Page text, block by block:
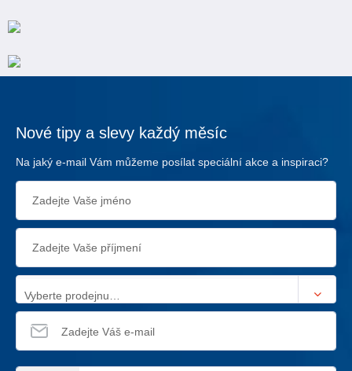
Nové tipy a slevy každý měsíc
Na jaký e-mail Vám můžeme posílat speciální akce a inspiraci?
Vyberte prodejnu…